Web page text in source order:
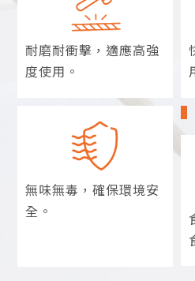
耐磨耐衝擊， 適應高強
度使用。
無味無毒，確保環境安
全。